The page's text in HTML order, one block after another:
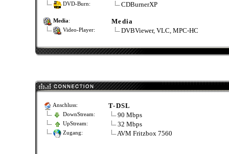
DVD-Burn: CDBurnerXP
Media: Media
Video-Player: DVBViewer, VLC, MPC-HC
Anschluss: T-DSL
DownStream: 90 Mbps
UpStream: 32 Mbps
Zugang: AVM Fritzbox 7560